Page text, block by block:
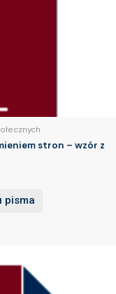
stron – wzór z
pisma